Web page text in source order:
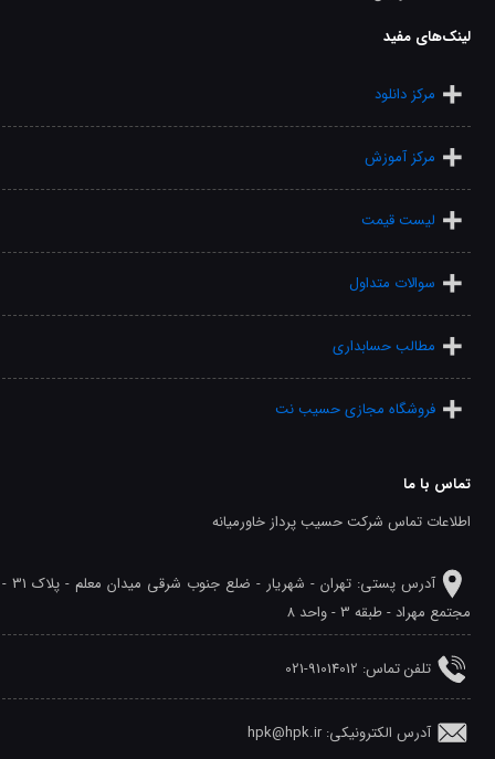
لینک‌های مفید
مرکز دانلود
مرکز آموزش
لیست قیمت
سوالات متداول
مطالب حسابداری
فروشگاه مجازی حسیب نت
تماس با ما
اطلاعات تماس شرکت حسیب پرداز خاورمیانه
آدرس پستی: تهران - شهريار - ضلع جنوب شرقی میدان معلم - پلاک 31 -
مجتمع مهراد - طبقه 3 - واحد 8
تلفن‌ تماس: 91014012-021
آدرس الکترونیکی: hpk@hpk.ir